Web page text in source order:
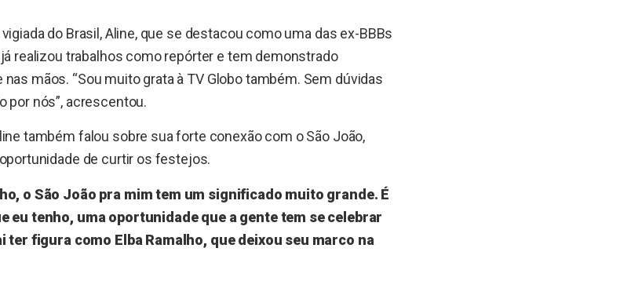
do Brasil, Aline, que se destacou como uma das ex-BBBs
realizou trabalhos como repórter e tem demonstrado
mãos. “Sou muito grata à TV Globo também. Sem dúvidas
por nós”, acrescentou.
também falou sobre sua forte conexão com o São João,
de curtir os festejos.
o São João pra mim tem um significado muito grande. É
eu tenho, uma oportunidade que a gente tem se celebrar
figura como Elba Ramalho, que deixou seu marco na